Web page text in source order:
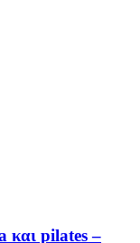
και pilates –